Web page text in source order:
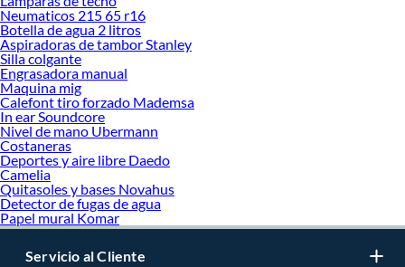
Neumaticos 215 65 r16
Botella de agua 2 litros
Aspiradoras de tambor Stanley
Silla colgante
Engrasadora manual
Maquina mig
Calefont tiro forzado Mademsa
In ear Soundcore
Nivel de mano Ubermann
Costaneras
Deportes y aire libre Daedo
Camelia
Quitasoles y bases Novahus
Detector de fugas de agua
Papel mural Komar
Servicio al Cliente